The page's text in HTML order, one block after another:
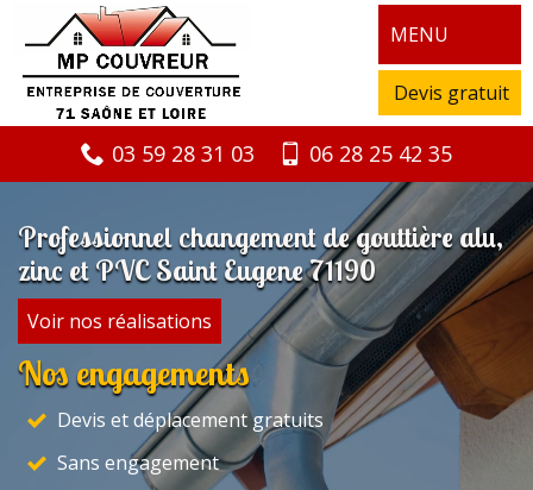
MENU
Devis gratuit
03 59 28 31 03 06 28 25 42 35
Professionnel changement de gouttière alu,
zinc et PVC Saint Eugene 71190
Voir nos réalisations
Nos engagements
Devis et déplacement gratuits
Sans engagement